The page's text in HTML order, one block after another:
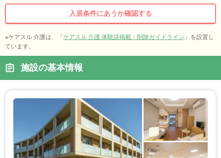
入居条件にあうか確認する
※ケアスル 介護は、「ケアスル 介護 体験談掲載・削除ガイドライン 」を設置し
ています。
施設の基本情報